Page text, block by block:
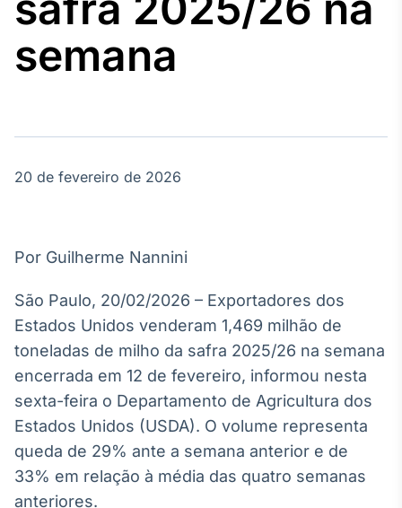
Agro
Broadcast
Energia
O setor de
energia elétrica
no Brasil
Broadcast
White Label
Plataforma para
personalizados
Soluções de Dados
semana
20 de fevereiro de 2026
Por Guilherme Nannini
São Paulo, 20/02/2026 – Exportadores dos
Estados Unidos venderam 1,469 milhão de
toneladas de milho da safra 2025/26 na semana
encerrada em 12 de fevereiro, informou nesta
sexta-feira o Departamento de Agricultura dos
Estados Unidos (USDA). O volume representa
queda de 29% ante a semana anterior e de
33% em relação à média das quatro semanas
anteriores.